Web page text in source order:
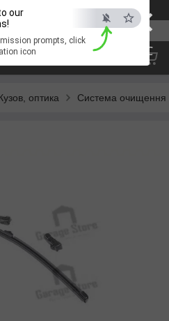
×
ESC
our
prompts, click
icon
автозапчастин.
оптика Система очищення